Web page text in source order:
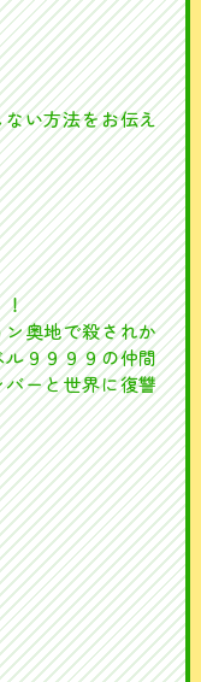
い方法をお伝え
！
奥地で殺されか
９９９９の仲間
ーと世界に復讐